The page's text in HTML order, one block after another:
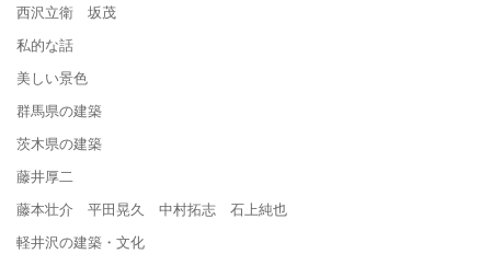
西沢立衛 坂茂
私的な話
美しい景色
群馬県の建築
茨木県の建築
藤井厚二
藤本壮介 平田晃久 中村拓志 石上純也
軽井沢の建築・文化